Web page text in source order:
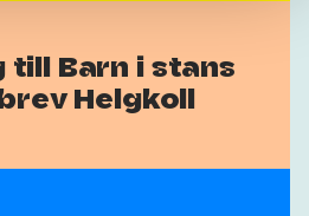
till Barn i stans
Helgkoll